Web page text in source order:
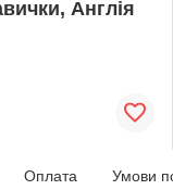
Англія
Оплата Умови